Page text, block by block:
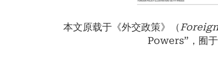
本文原载于《外交政策》（
Powers”，囿